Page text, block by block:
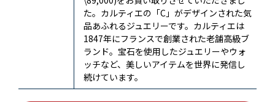
た。カルティエの「C」がデザインされた気
品あふれるジュエリーです。カルティエは
1847年にフランスで創業された老舗高級ブ
ランド。宝石を使用したジュエリーやウォ
ッチなど、美しいアイテムを世界に発信し
続けています。